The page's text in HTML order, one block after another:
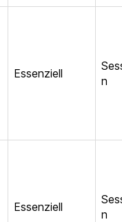
Essenziell
n
Essenziell
n